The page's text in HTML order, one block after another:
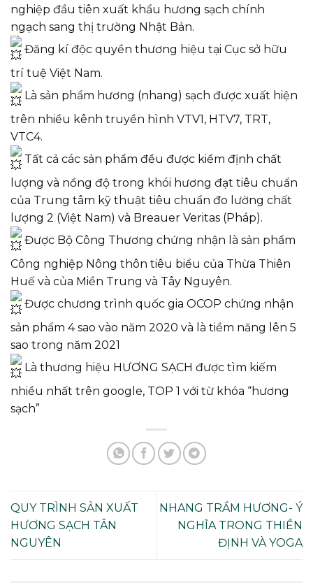
nghiệp đầu tiên xuất khẩu hương sạch chính
ngạch sang thị trường Nhật Bản.
Đăng kí độc quyền thương hiệu tại Cục sở hữu
trí tuệ Việt Nam.
Là sản phẩm hương (nhang) sạch được xuất hiện
trên nhiều kênh truyền hình VTV1, HTV7, TRT,
VTC4.
Tất cả các sản phẩm đều được kiểm định chất
lượng và nồng độ trong khói hương đạt tiêu chuẩn
của Trung tâm kỹ thuật tiêu chuẩn đo lường chất
lượng 2 (Việt Nam) và Breauer Veritas (Pháp).
Được Bộ Công Thương chứng nhận là sản phẩm
Công nghiệp Nông thôn tiêu biểu của Thừa Thiên
Huế và của Miền Trung và Tây Nguyên.
Được chương trình quốc gia OCOP chứng nhận
sản phẩm 4 sao vào năm 2020 và là tiềm năng lên 5
sao trong năm 2021
Là thương hiệu HƯƠNG SẠCH được tìm kiếm
nhiều nhất trên google, TOP 1 với từ khóa “hương
sạch”
QUY TRÌNH SẢN XUẤT
HƯƠNG SẠCH TÂN
NGUYÊN
NHANG TRẦM HƯƠNG- Ý
NGHĨA TRONG THIỀN
ĐỊNH VÀ YOGA